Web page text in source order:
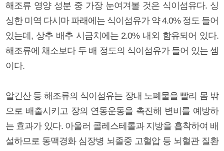
해조류 영양 성분 중 가장 눈여겨볼 것은 식이섬유다. 싱
싱한 미역 다시마 파래에는 식이섬유가 약 4.0% 정도 들어
있는데, 상추 배추 시금치에는 2.0% 내외 함유되어 있다.
해조류에 채소보다 두 배 정도의 식이섬유가 들어 있는 셈
이다.
알긴산 등 해조류의 식이섬유는 장내 노폐물을 빨리 몸 밖
으로 배출시키고 장의 연동운동을 촉진해 변비를 예방하
는 효과가 있다. 아울러 콜레스테롤과 지방을 흡착하여 배
설하므로 동맥경화 심장병 뇌졸중 고혈압 등 뇌혈관 질환